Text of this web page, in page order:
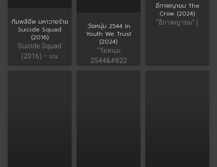
ทีมพลีชีพ มหาวายร้าย
Suicide Squad
(2016)
Suicide Squad
(2016) – แน
วัยหนุ่ม 2544 In
Youth We Trust
(2024)
“วัยหนุ่ม
2544&#822
อีกาพญายม The
Crow (2024)
“อีกาพญายม” (